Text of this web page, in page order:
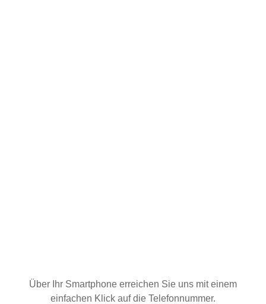
Über Ihr Smartphone erreichen Sie uns mit einem
einfachen Klick auf die Telefonnummer.